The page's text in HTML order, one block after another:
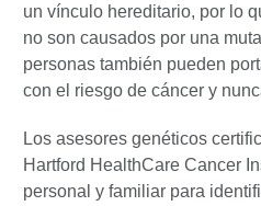
un vínculo hereditario, por lo
no son causados por una
personas también pueden
con el riesgo de cáncer y
Los asesores genéticos
Hartford HealthCare Cancer
personal y familiar para